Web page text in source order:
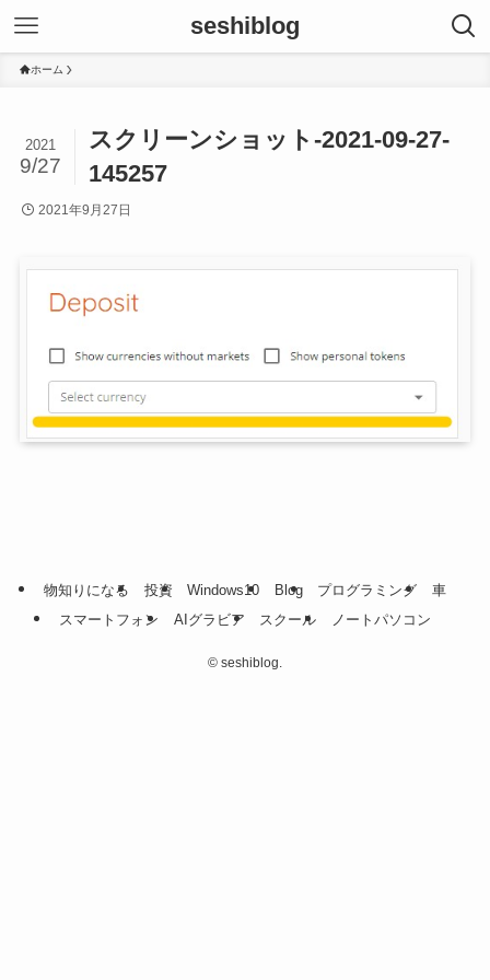
seshiblog
ホーム
スクリーンショット-2021-09-27-
145257
2021
9/27
2021年9月27日
物知りになる 投資 Windows10 Blog プログラミング
車
スマートフォン
AIグラビア スクール ノートパソコン
© seshiblog.